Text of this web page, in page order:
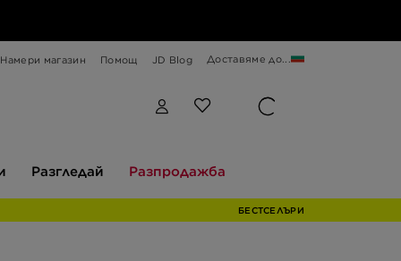
Намери магазин Помощ JD Blog Доставяме до...
Разгледай Разпродажба
БЕСТСЕЛЪРИ